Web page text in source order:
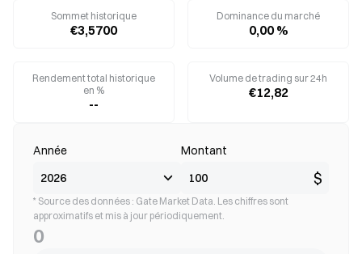
Sommet historique
€3,5700
Dominance du marché
0,00 %
Rendement total historique
en %
--
Volume de trading sur 24h
€12,82
Année Montant
$
* Source des données : Gate Market Data. Les chiffres sont
approximatifs et mis à jour périodiquement.
0